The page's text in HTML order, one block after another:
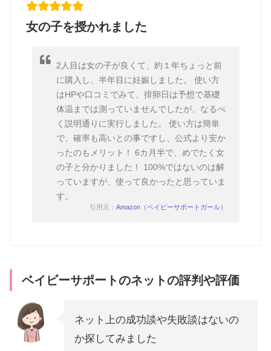
女の子を授かれました
2人目は女の子が良くて、約１年ちょっと前
に購入し、半年目に妊娠しました。 使い方
はHPや口コミでみて、排卵日は予想で基礎
体温までは測っていませんでしたが、なるべ
く説明通りに実行しました。 使い方は簡単
で、確率も高いとの事ですし、公式より安か
ったのもメリット！ 6カ月半で、めでたく女
の子と分かりました！ 100%ではないのは解
っていますが、使って良かったと思っていま
す。
引用元：Amazon（ベイビーサポートガール）
ベイビーサポートのネットの評判や評価
ネット上の成功談や失敗談はないの
か探してみました